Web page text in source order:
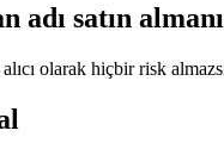
adı satın
olarak hiçbir risk